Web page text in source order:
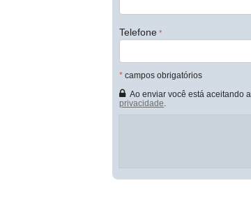
Telefone
* campos obrigatórios
Ao enviar você está aceitando a
privacidade